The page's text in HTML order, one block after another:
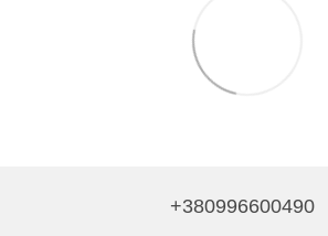
+380996600490